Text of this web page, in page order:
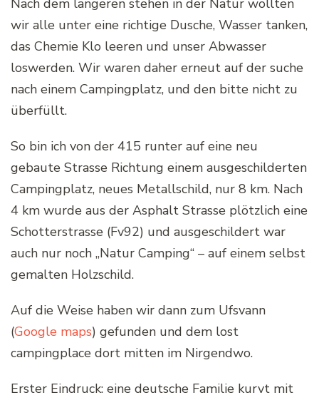
Nach dem längeren stehen in der Natur wollten
wir alle unter eine richtige Dusche, Wasser tanken,
das Chemie Klo leeren und unser Abwasser
loswerden. Wir waren daher erneut auf der suche
nach einem Campingplatz, und den bitte nicht zu
überfüllt.
So bin ich von der 415 runter auf eine neu
gebaute Strasse Richtung einem ausgeschilderten
Campingplatz, neues Metallschild, nur 8 km. Nach
4 km wurde aus der Asphalt Strasse plötzlich eine
Schotterstrasse (Fv92) und ausgeschildert war
auch nur noch „Natur Camping“ – auf einem selbst
gemalten Holzschild.
Auf die Weise haben wir dann zum Ufsvann
(Google maps) gefunden und dem lost
campingplace dort mitten im Nirgendwo.
Erster Eindruck: eine deutsche Familie kurvt mit